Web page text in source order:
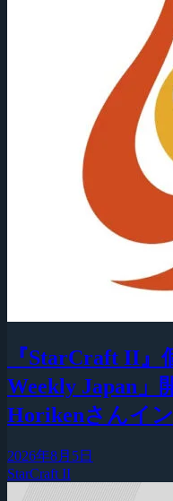
『StarCraft II』
Weekly Japan」
Horikenさんイ
2026年8月5日
StarCraft II